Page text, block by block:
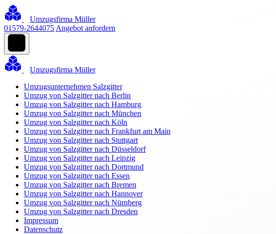
Umzugsfirma Müller
01579-2644075 Angebot anfordern
Umzugsfirma Müller
Umzugsunternehmen Salzgitter
Umzug von Salzgitter nach Berlin
Umzug von Salzgitter nach Hamburg
Umzug von Salzgitter nach München
Umzug von Salzgitter nach Köln
Umzug von Salzgitter nach Frankfurt am Main
Umzug von Salzgitter nach Stuttgart
Umzug von Salzgitter nach Düsseldorf
Umzug von Salzgitter nach Leipzig
Umzug von Salzgitter nach Dortmund
Umzug von Salzgitter nach Essen
Umzug von Salzgitter nach Bremen
Umzug von Salzgitter nach Hannover
Umzug von Salzgitter nach Nürnberg
Umzug von Salzgitter nach Dresden
Impressum
Datenschutz